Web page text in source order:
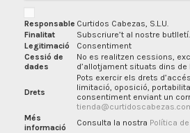
Responsable Curtidos Cabezas, S.L.U.
Finalitat
Subscriure’t al nostre butlletí.
Legitimació
Consentiment
Cessió de
dades
No es realitzen cessions,
d’allotjament situats dins de
Drets
Pots exercir els drets
limitació, oposició,
consentiment enviant un
Més
informació
Consulta la nostra Política